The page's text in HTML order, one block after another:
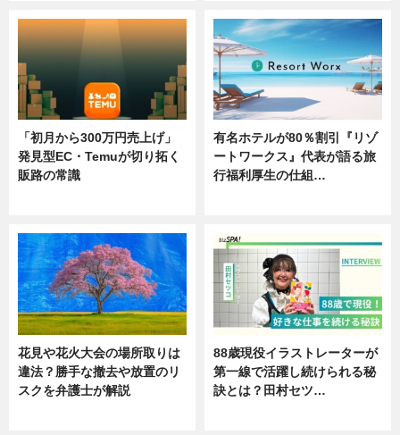
「初月から300万円売上げ」
発見型EC・Temuが切り拓く
販路の常識
有名ホテルが80％割引『リゾ
ートワークス』代表が語る旅
行福利厚生の仕組…
花見や花火大会の場所取りは
違法？勝手な撤去や放置のリ
スクを弁護士が解説
88歳現役イラストレーターが
第一線で活躍し続けられる秘
訣とは？田村セツ…